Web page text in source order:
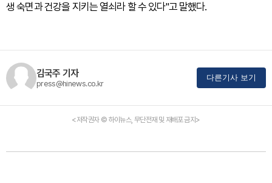
생 숙면과 건강을 지키는 열쇠라 할 수 있다"고 말했다.
김국주 기자
press@hinews.co.kr
다른기사 보기
<저작권자 © 하이뉴스, 무단전재 및 재배포 금지>